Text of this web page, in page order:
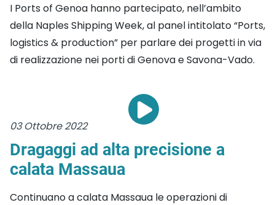
I Ports of Genoa hanno partecipato, nell’ambito
della Naples Shipping Week, al panel intitolato “Ports,
logistics & production” per parlare dei progetti in via
di realizzazione nei porti di Genova e Savona-Vado.
03 Ottobre 2022
Dragaggi ad alta precisione a
calata Massaua
Continuano a calata Massaua le operazioni di